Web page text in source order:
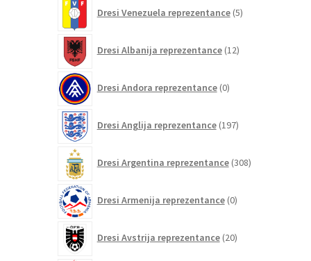
Dresi Venezuela reprezentance 5izdelkov
Dresi Albanija reprezentance 12izdelkov
Dresi Andora reprezentance 0izdelkov
Dresi Anglija reprezentance 197izdelkov
Dresi Argentina reprezentance 308izdelkov
Dresi Armenija reprezentance 0izdelkov
Dresi Avstrija reprezentance 20izdelkov